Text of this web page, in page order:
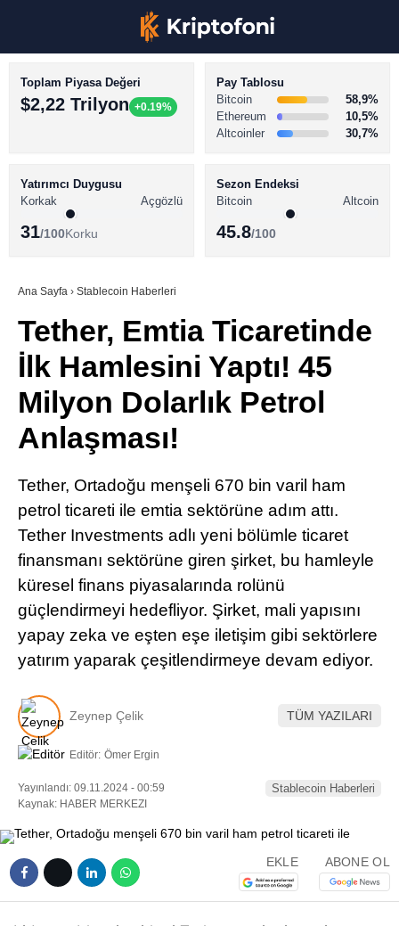
Youtube
TikTok
BİTCOİN HABERLERİ
ALTCOİN HABERLERİ
SÖZLÜK
Toplam Piyasa Değeri
$2,22 Trilyon +0.19%
Pay Tablosu
Bitcoin
58,9%
Ethereum
10,5%
Altcoinler
30,7%
Yatırımcı Duygusu
Korkak
Açgözlü
31/100Korku
Sezon Endeksi
Bitcoin
Altcoin
45.8/100
Ana Sayfa › Stablecoin Haberleri
Tether, Emtia Ticaretinde
İlk Hamlesini Yaptı! 45
Milyon Dolarlık Petrol
Anlaşması!
Tether, Ortadoğu menşeli 670 bin varil ham
petrol ticareti ile emtia sektörüne adım attı.
Tether Investments adlı yeni bölümle ticaret
finansmanı sektörüne giren şirket, bu hamleyle
küresel finans piyasalarında rolünü
güçlendirmeyi hedefliyor. Şirket, mali yapısını
yapay zeka ve eşten eşe iletişim gibi sektörlere
yatırım yaparak çeşitlendirmeye devam ediyor.
Zeynep Çelik TÜM YAZILARI
Editör: Ömer Ergin
Yayınlandı: 09.11.2024 - 00:59
Kaynak: HABER MERKEZI
Stablecoin Haberleri
EKLE ABONE OL